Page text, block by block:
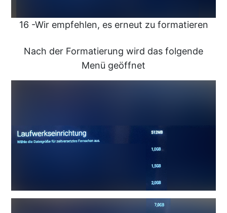
16 -Wir empfehlen, es erneut zu formatieren
Nach der Formatierung wird das folgende
Menü geöffnet